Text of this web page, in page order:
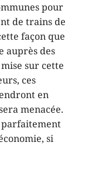
pour
de trains de
façon que
auprès des
sur cette
ces
en
menacée.
parfaitement
si